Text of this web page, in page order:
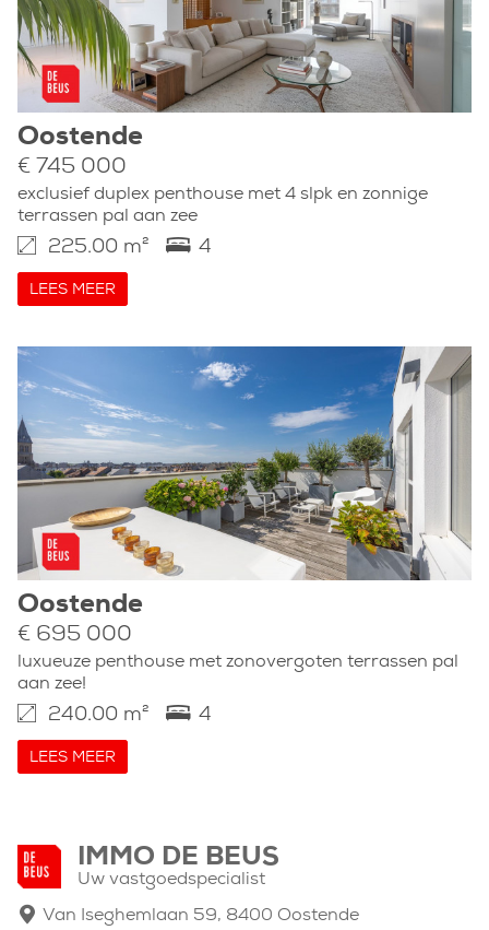
Oostende
€ 745 000
exclusief duplex penthouse met 4 slpk en zonnige
terrassen pal aan zee
225.00 m² 4
LEES MEER
Oostende
€ 695 000
luxueuze penthouse met zonovergoten terrassen pal
aan zee!
240.00 m² 4
LEES MEER
IMMO DE BEUS
Uw vastgoedspecialist
Van Iseghemlaan 59, 8400 Oostende